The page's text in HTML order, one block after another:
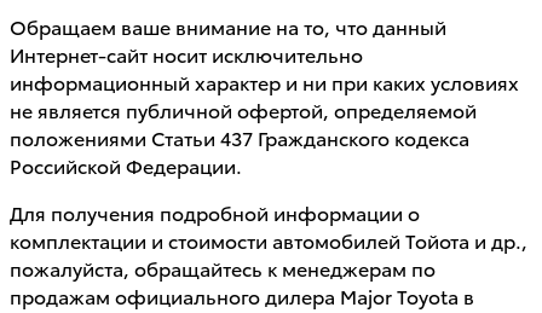
Обращаем ваше внимание на то, что данный
Интернет-сайт носит исключительно
информационный характер и ни при каких условиях
не является публичной офертой, определяемой
положениями Статьи 437 Гражданского кодекса
Российской Федерации.
Для получения подробной информации о
комплектации и стоимости автомобилей Тойота и др.,
пожалуйста, обращайтесь к менеджерам по
продажам официального дилера Major Toyota в